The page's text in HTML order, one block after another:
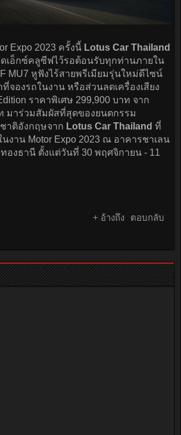
Expo 2023 ครั้งนี้ Lotus Car Thailand
ดเอ็กซ์คลูซีฟไว้รอต้อนรับทุกท่านภายใน
MU7 หูฟังไร้สายพรีเมียมรุ่นใหม่ดีไซน์
จองรถในงาน หรือส่วนลดเครื่องเสียง
ราคาพิเศษ 299,900 บาท จาก
มาร่วมสัมผัสที่สุดของยนตกรรม
าติอังกฤษจาก Lotus Car Thailand ที่
งาน Motor Expo 2023 ณ อาคารชาเลน
องธานี ตั้งแต่วันที่ 30 พฤศจิกายน - 11
+ อ้างถึง ตอบกลับ